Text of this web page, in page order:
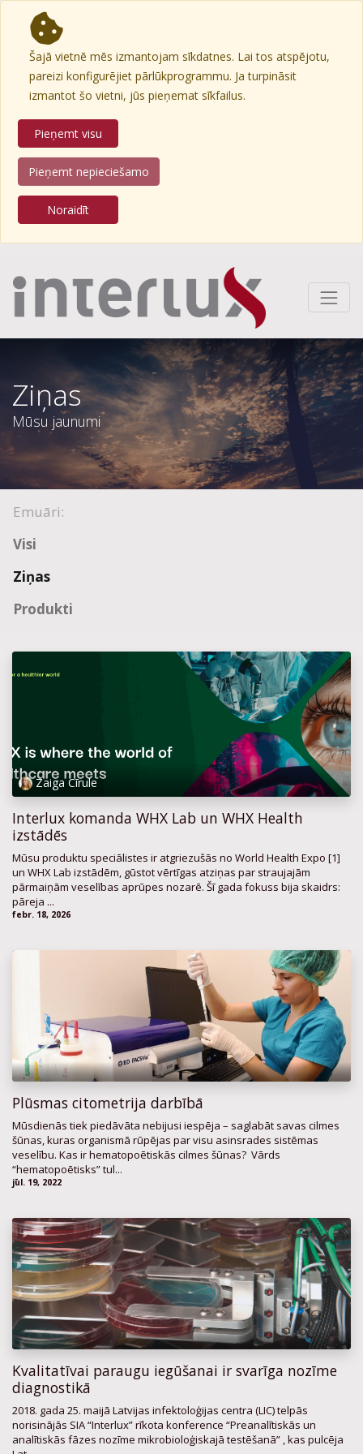
Šajā vietnē mēs izmantojam sīkdatnes. Lai tos atspējotu,
pareizi konfigurējiet pārlūkprogrammu. Ja turpināsit
izmantot šo vietni, jūs pieņemat sīkfailus.
Pieņemt visu
Pieņemt nepieciešamo
Noraidīt
Ziņas
Mūsu jaunumi
Emuāri:
Visi
Ziņas
Produkti
Zaiga Cīrule
Interlux komanda WHX Lab un WHX Health
izstādēs
Mūsu produktu speciālistes ir atgriezušās no World Health Expo [1]
un WHX Lab izstādēm, gūstot vērtīgas atziņas par straujajām
pārmaiņām veselības aprūpes nozarē. Šī gada fokuss bija skaidrs:
pāreja ...
febr. 18, 2026
Plūsmas citometrija darbībā
Mūsdienās tiek piedāvāta nebijusi iespēja – saglabāt savas cilmes
šūnas, kuras organismā rūpējas par visu asinsrades sistēmas
veselību. Kas ir hematopoētiskās cilmes šūnas? Vārds
“hematopoētisks” tul...
jūl. 19, 2022
Kvalitatīvai paraugu iegūšanai ir svarīga nozīme
diagnostikā
2018. gada 25. maijā Latvijas infektoloģijas centra (LIC) telpās
norisinājās SIA “Interlux” rīkota konference “Preanalītiskās un
analītiskās fāzes nozīme mikrobioloģiskajā testēšanā” , kas pulcēja